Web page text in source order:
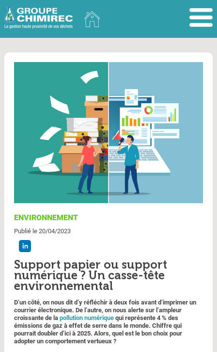
ENVIRONNEMENT
Publié le 20/04/2023
Support papier ou support
numérique ? Un casse-tête
environnemental
D’un côté, on nous dit d’y réfléchir à deux fois avant d’imprimer un
courrier électronique. De l’autre, on nous alerte sur l’ampleur
croissante de la pollution numériquequi représente 4 % des
émissions de gaz à effet de serre dans le monde. Chiffre qui
pourrait doubler d’ici à 2025. Alors, quel est le bon choix pour
adopter un comportement vertueux ?